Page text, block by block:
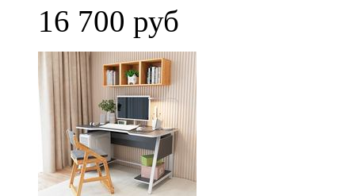
16 700 руб